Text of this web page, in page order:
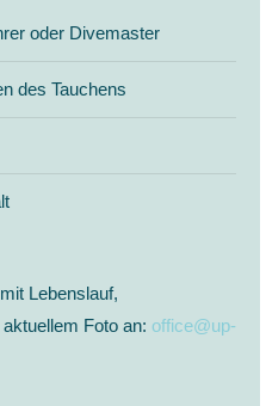
oder Divemaster
des Tauchens
Lebenslauf,
Foto an: office@up-